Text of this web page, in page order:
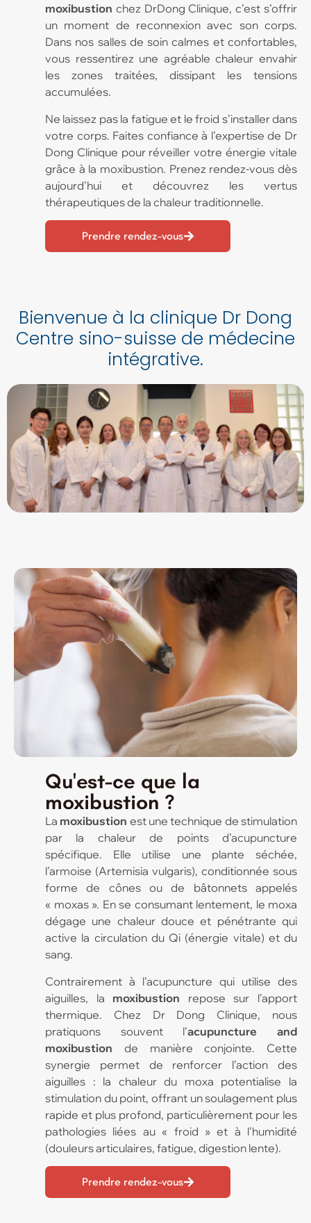
moxibustion chez DrDong Clinique, c’est s’offrir
un moment de reconnexion avec son corps.
Dans nos salles de soin calmes et confortables,
vous ressentirez une agréable chaleur envahir
les zones traitées, dissipant les tensions
accumulées.
Ne laissez pas la fatigue et le froid s’installer dans
votre corps. Faites confiance à l’expertise de Dr
Dong Clinique pour réveiller votre énergie vitale
grâce à la moxibustion. Prenez rendez-vous dès
aujourd’hui et découvrez les vertus
thérapeutiques de la chaleur traditionnelle.
Prendre rendez-vous
Bienvenue à la clinique Dr Dong
Centre sino-suisse de médecine
intégrative.
Qu'est-ce que la
moxibustion ?
La moxibustion est une technique de stimulation
par la chaleur de points d’acupuncture
spécifique. Elle utilise une plante séchée,
l’armoise (Artemisia vulgaris), conditionnée sous
forme de cônes ou de bâtonnets appelés
« moxas ». En se consumant lentement, le moxa
dégage une chaleur douce et pénétrante qui
active la circulation du Qi (énergie vitale) et du
sang.
Contrairement à l’acupuncture qui utilise des
aiguilles, la moxibustion repose sur l’apport
thermique. Chez Dr Dong Clinique, nous
pratiquons souvent l’acupuncture and
moxibustion de manière conjointe. Cette
synergie permet de renforcer l’action des
aiguilles : la chaleur du moxa potentialise la
stimulation du point, offrant un soulagement plus
rapide et plus profond, particulièrement pour les
pathologies liées au « froid » et à l’humidité
(douleurs articulaires, fatigue, digestion lente).
Prendre rendez-vous